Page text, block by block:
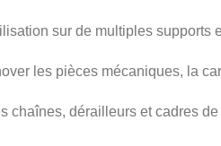
sur de multiples supports
les pièces mécaniques, la
chaînes, dérailleurs et cadres de